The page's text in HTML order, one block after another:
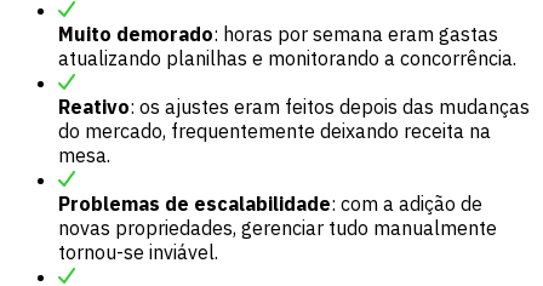
Muito demorado: horas por semana eram gastas
atualizando planilhas e monitorando a concorrência.
Reativo: os ajustes eram feitos depois das mudanças
do mercado, frequentemente deixando receita na
mesa.
Problemas de escalabilidade: com a adição de
novas propriedades, gerenciar tudo manualmente
tornou-se inviável.